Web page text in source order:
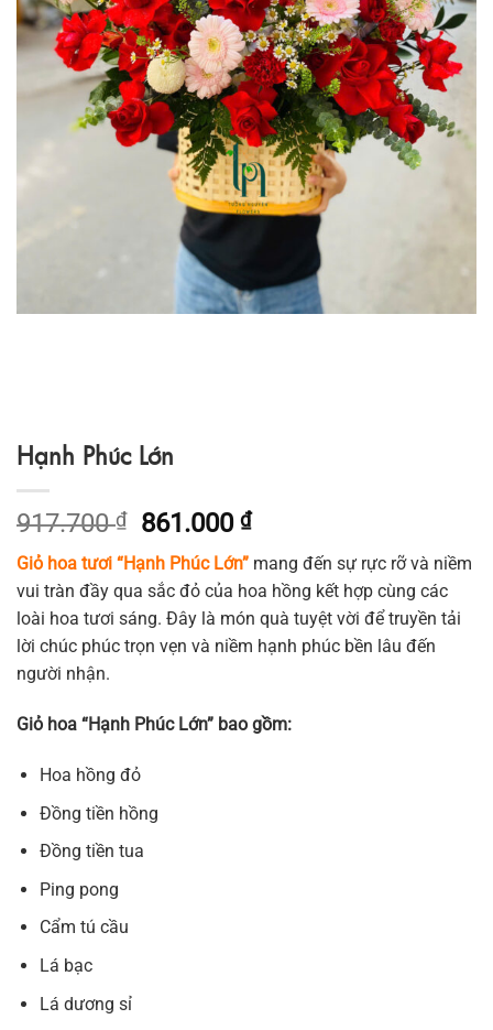
Hạnh Phúc Lớn
917.700₫
Giá
gốc
là:
917.700 ₫.
861.000₫Giá
tại
là:
861.000 ₫.
Giỏ hoa tươi “Hạnh Phúc Lớn” mang đến sự rực rỡ và niềm
vui tràn đầy qua sắc đỏ của hoa hồng kết hợp cùng các
loài hoa tươi sáng. Đây là món quà tuyệt vời để truyền tải
lời chúc phúc trọn vẹn và niềm hạnh phúc bền lâu đến
người nhận.
Giỏ hoa “Hạnh Phúc Lớn” bao gồm:
Hoa hồng đỏ
Đồng tiền hồng
Đồng tiền tua
Ping pong
Cẩm tú cầu
Lá bạc
Lá dương sỉ